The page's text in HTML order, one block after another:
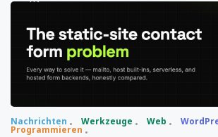
Nachrichten Werkzeuge Web
Programmieren